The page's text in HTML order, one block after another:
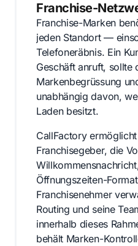
Franchise-
Franchise-Marken
jeden Standort —
Telefoneräbnis. Ein
Geschäft anruft, sollte
Markenbegrüssung
unabhängig davon,
Laden besitzt.
CallFactory
Franchisegeber, die
Öffnungszeiten-
Franchisenehmer
Routing und seine
innerhalb dieses
behält Marken-